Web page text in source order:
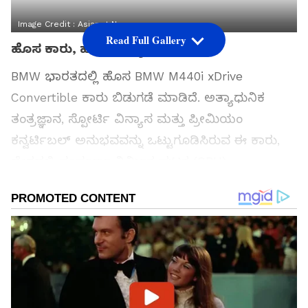
Image Credit : Asianet News
ಹೊಸ ಕಾರು, ಹೊಸ ವಿನ್ಯಾಸ
BMW ಭಾರತದಲ್ಲಿ ಹೊಸ BMW M440i xDrive
Convertible ಕಾರು ಬಿಡುಗಡೆ ಮಾಡಿದೆ. ಅತ್ಯಾಧುನಿಕ
ತಂತ್ರಜ್ಞಾನ, ಸ್ಪೋರ್ಟಿ ವಿನ್ಯಾಸ ಮತ್ತು ಪ್ರೀಮಿಯಂ
ಕನ್ವರ್ಟಿಬಲ್ ಅನುಭವವನ್ನು ಒಟ್ಟುಗೂಡಿಸಿರುವ ಈ ಕಾರು,
ಕಾರ್ಯಕ್ಷಮತೆ ಮತ್ತು ಕಾಲಾತೀತ ಐಷಾರಾಮಿ ವಿನ್ಯಾಸದ
ಪರಿಪೂರ್ಣ ಪ್ರತಿಬಿಂಬವಾಗಿದೆ ಎಂದು ಭಾರತದ BMW
ನಿರ್ದೇಶಕ ಹರ್ದೀಪ್ ಸಿಂಗ್ ಬ್ರಾರ್ ಹೇಳಿದ್ದಾರೆ.
ಸಮಗ್ರ ಸುದ್ದಿ ಮೂಲವನ್ನಾಗಿ asianet suvarna news ಅನ್ನು
ಆಯ್ಕೆ ಮಾಡಿಕೊಳ್ಳಿ
Read Full Gallery